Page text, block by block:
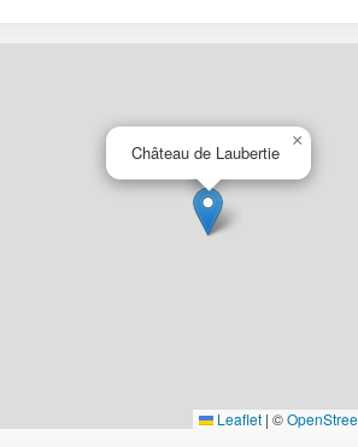
Château de Laubertie
×
Leaflet | ©